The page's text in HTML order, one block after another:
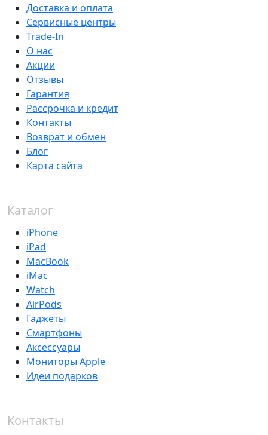
Доставка и оплата
Сервисные центры
Trade-In
О нас
Акции
Отзывы
Гарантия
Рассрочка и кредит
Контакты
Возврат и обмен
Блог
Карта сайта
Каталог
iPhone
iPad
MacBook
iMac
Watch
AirPods
Гаджеты
Смартфоны
Аксессуары
Мониторы Apple
Идеи подарков
Контакты